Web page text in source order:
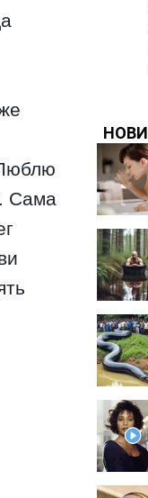
Сама